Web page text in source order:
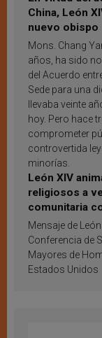
China, León
nuevo obispo
Mons. Chang
años, ha sido
del Acuerdo
Sede para una
llevaba veinte
hoy. Pero hace
comprometer
controvertida
minorías.
León XIV
religiosos a
comunitaria
inspiración y
Mensaje de
Conferencia de
Mayores de
Estados Unidos